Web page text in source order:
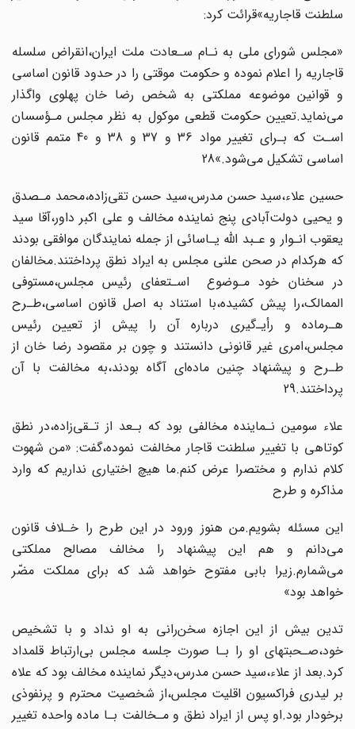
سلطنت قاجاریه»قرائت کرد:
«مجلس شورای‌ ملی به نـام سـعادت‌ ملت‌ ایران،انقراض سلسله
قاجاریه را‌ اعلام‌ نموده و حکومت موقتی را در حدود قانون اساسی
و قوانین موضوعه مملکتی به شخص‌ رضا‌ خان پهلوی‌ واگذار
می‌نماید.تعیین‌ حکومت‌ قطعی‌ موکول به نظر‌ مجلس‌ مـؤسسان
اسـت که بـرای‌ تغییر‌ مواد 36 و 37 و 38 و 40 متمم قانون
اساسی تشکیل می‌شود.»28
حسین علاء،سید‌ حسن‌ مدرس،سید حسن تقی‌زاده،محمد مـصدق‌
و یحیی‌ دولت‌آبادی پنج‌‌ نماینده‌ مخالف‌ و علی اکبر داور،آقا‌ سید
یعقوب انـوار و عـبد اللّه یـاسائی از جمله نمایندگان‌ موافقی بودند
که هرکدام در صحن‌ علنی‌ مجلس به ایراد نطق پرداختند.مخالفان‌
در‌ سخنان‌ خود‌ مـوضوع‌ ‌ ‌اسـتعفای رئیس مجلس‌،مستوفی‌
الممالک،را پیش کشیده،با استناد به اصل قانون‌ اساسی،طـرح
هـرماده و رأیـ‌گیری درباره آن را‌ پیش‌ از‌ تعیین رئیس
مجلس،امری غیر قانونی‌ دانستند‌ و چون‌ بر‌ مقصود‌ رضا‌ خان‌ از
طـرح و پیشنهاد چنین ماده‌ای آگاه بودند،به مخالفت با آن‌
پرداختند.29
علاء سومین نـماینده مخالفی بود که بـعد از تـقی‌زاده،در نطق
کوتاهی با تغییر‌ سلطنت قاجار مخالفت نموده،گفت: «من شهوت
کلام ندارم و مختصرا عرض کنم.ما هیچ اختیاری نداریم که وارد
مذاکره و طرح
این مسئله بشویم.من هنوز ورود در این طرح را‌ خـلاف‌ قانون
می‌دانم و هم این پیشنهاد را مخالف‌ مصالح مملکتی
می‌شمارم.زیرا بابی مفتوح خواهد شد که برای مملکت مضّر
خواهد بود»
تدین بیش از این اجازه سخن‌رانی به او‌ نداد‌ و با تشخیص
خود،صـحبتهای او را بـا صورت‌ جلسه مجلس بی‌ارتباط قلمداد
کرد.بعد از علاء،سید حسن مدرس،دیگر نماینده مخالف بود‌ که‌ علاه
بر لیدری فراکسیون اقلیت‌ مجلس‌،از شخصیت محترم و پرنفوذی
برخودار بود.او پس از ایراد نطق و مـخالفت بـا ماده واحده تغییر